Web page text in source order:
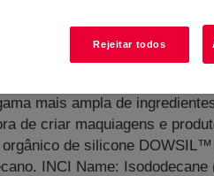
mais ampla de
de criar maquiagens e
de silicone
INCI Name:
Rejeitar todos